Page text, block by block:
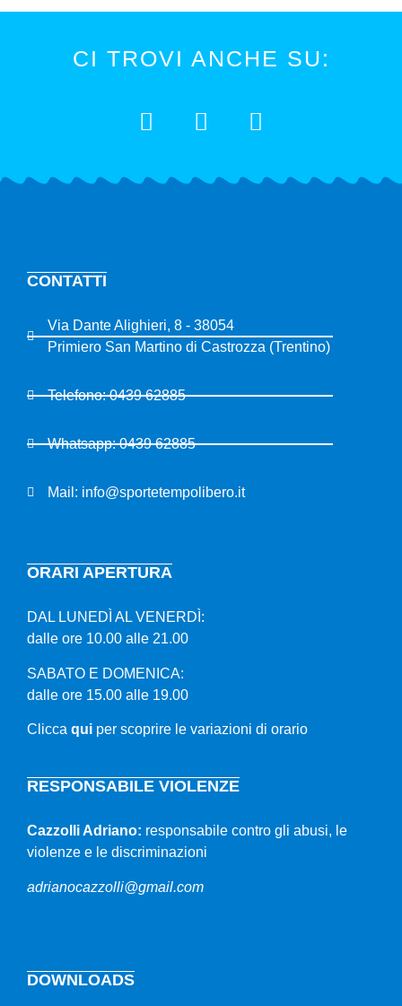
CI TROVI ANCHE SU:
CONTATTI
Via Dante Alighieri, 8 - 38054
Primiero San Martino di Castrozza (Trentino)
Telefono: 0439 62885
Whatsapp: 0439 62885
Mail: info@sportetempolibero.it
ORARI APERTURA
DAL LUNEDÌ AL VENERDÌ:
dalle ore 10.00 alle 21.00
SABATO E DOMENICA:
dalle ore 15.00 alle 19.00
Clicca qui per scoprire le variazioni di orario
RESPONSABILE VIOLENZE
Cazzolli Adriano: responsabile contro gli abusi, le
violenze e le discriminazioni
adrianocazzolli@gmail.com
DOWNLOADS